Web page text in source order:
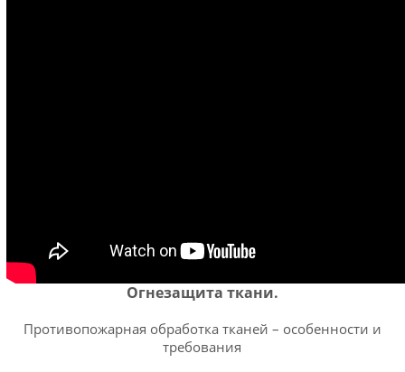
Огнезащита ткани.
Противопожарная обработка тканей – особенности и
требования